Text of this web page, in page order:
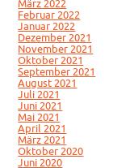
März 2022
Februar 2022
Januar 2022
Dezember 2021
November 2021
Oktober 2021
September 2021
August 2021
Juli 2021
Juni 2021
Mai 2021
April 2021
März 2021
Oktober 2020
Juni 2020